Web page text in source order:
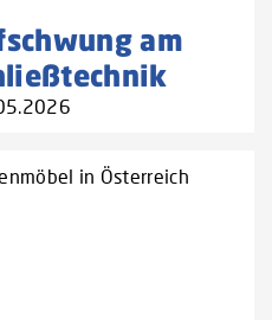
am
in Österreich